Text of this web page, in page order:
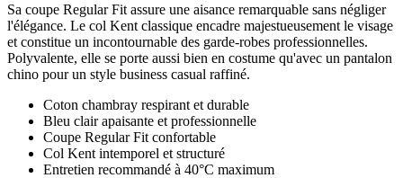
Sa coupe Regular Fit assure une aisance remarquable sans négliger
l'élégance. Le col Kent classique encadre majestueusement le visage
et constitue un incontournable des garde-robes professionnelles.
Polyvalente, elle se porte aussi bien en costume qu'avec un pantalon
chino pour un style business casual raffiné.
Coton chambray respirant et durable
Bleu clair apaisante et professionnelle
Coupe Regular Fit confortable
Col Kent intemporel et structuré
Entretien recommandé à 40°C maximum